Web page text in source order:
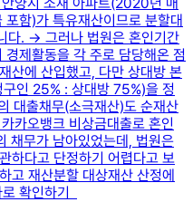
포함)가 특유재산이므로 분할대
다. → 그러나 법원은 혼인기간
제활동을 각 주로 담당해온 점
산에 산입했고, 다만 상대방 본
인 25% : 상대방 75%)을 정
대출채무(소극재산)도 순재산
카오뱅크 비상금대출로 혼인
채무가 남아있었는데, 법원은
하다고 단정하기 어렵다고 보
고 재산분할 대상재산 산정에
확인하기